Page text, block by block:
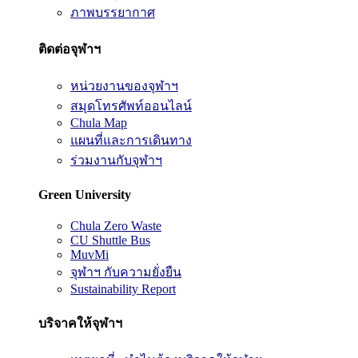
ภาพบรรยากาศ
ติดต่อจุฬาฯ
หน่วยงานของจุฬาฯ
สมุดโทรศัพท์ออนไลน์
Chula Map
แผนที่และการเดินทาง
ร่วมงานกับจุฬาฯ
Green University
Chula Zero Waste
CU Shuttle Bus
MuvMi
จุฬาฯ กับความยั่งยืน
Sustainability Report
บริจาคให้จุฬาฯ